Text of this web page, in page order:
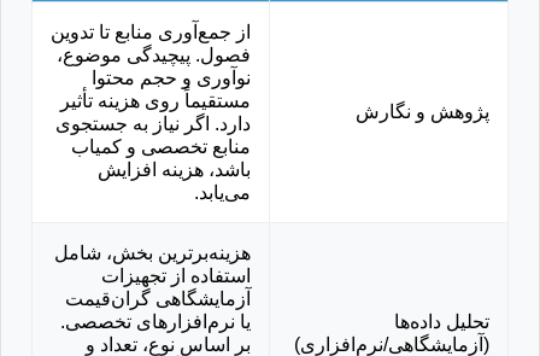
پژوهش و نگارش
از جمع‌آوری منابع تا تدوین
فصول. پیچیدگی موضوع،
نوآوری و حجم محتوا
مستقیماً روی هزینه تأثیر
دارد. اگر نیاز به جستجوی
منابع تخصصی و کمیاب
باشد، هزینه افزایش
می‌یابد.
تحلیل داده‌ها
(آزمایشگاهی/نرم‌افزاری)
هزینه‌برترین بخش، شامل
استفاده از تجهیزات
آزمایشگاهی گران‌قیمت
یا نرم‌افزارهای تخصصی.
بر اساس نوع، تعداد و